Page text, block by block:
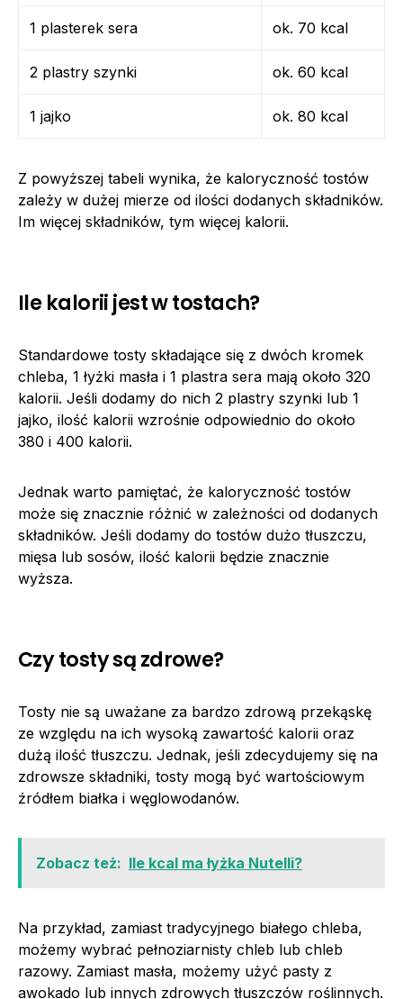
1 plasterek sera ok. 70 kcal
2 plastry szynki ok. 60 kcal
1 jajko ok. 80 kcal
Z powyższej tabeli wynika, że kaloryczność tostów
zależy w dużej mierze od ilości dodanych składników.
Im więcej składników, tym więcej kalorii.
Ile kalorii jest w tostach?
Standardowe tosty składające się z dwóch kromek
chleba, 1 łyżki masła i 1 plastra sera mają około 320
kalorii. Jeśli dodamy do nich 2 plastry szynki lub 1
jajko, ilość kalorii wzrośnie odpowiednio do około
380 i 400 kalorii.
Jednak warto pamiętać, że kaloryczność tostów
może się znacznie różnić w zależności od dodanych
składników. Jeśli dodamy do tostów dużo tłuszczu,
mięsa lub sosów, ilość kalorii będzie znacznie
wyższa.
Czy tosty są zdrowe?
Tosty nie są uważane za bardzo zdrową przekąskę
ze względu na ich wysoką zawartość kalorii oraz
dużą ilość tłuszczu. Jednak, jeśli zdecydujemy się na
zdrowsze składniki, tosty mogą być wartościowym
źródłem białka i węglowodanów.
Zobacz też: Ile kcal ma łyżka Nutelli?
Na przykład, zamiast tradycyjnego białego chleba,
możemy wybrać pełnoziarnisty chleb lub chleb
razowy. Zamiast masła, możemy użyć pasty z
awokado lub innych zdrowych tłuszczów roślinnych.